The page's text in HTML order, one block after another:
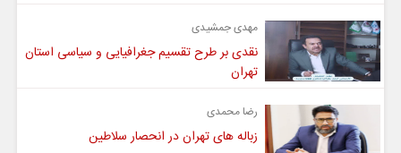
مهدی جمشیدی
نقدی بر طرح تقسیم جغرافیایی و سیاسی استان
تهران
رضا محمدی
زباله های تهران در انحصار سلاطین